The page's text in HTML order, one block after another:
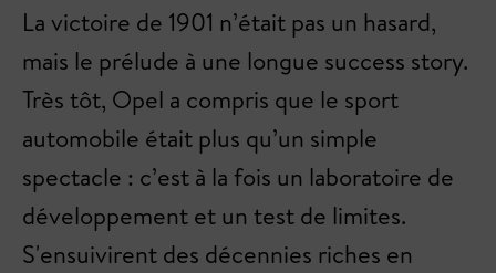
La victoire de 1901 n’était pas un hasard,
mais le prélude à une longue success story.
Très tôt, Opel a compris que le sport
automobile était plus qu’un simple
spectacle : c’est à la fois un laboratoire de
développement et un test de limites.
S'ensuivirent des décennies riches en